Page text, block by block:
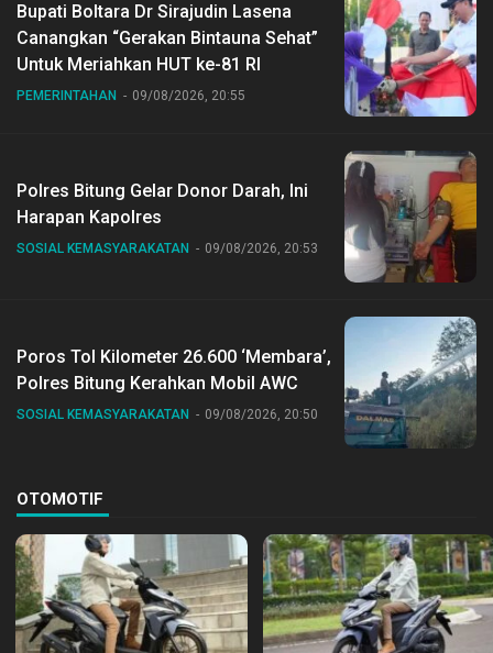
Bupati Boltara Dr Sirajudin Lasena
Canangkan “Gerakan Bintauna Sehat”
Untuk Meriahkan HUT ke-81 RI
PEMERINTAHAN 09/08/2026, 20:55
Polres Bitung Gelar Donor Darah, Ini
Harapan Kapolres
SOSIAL KEMASYARAKATAN 09/08/2026, 20:53
Poros Tol Kilometer 26.600 ‘Membara’,
Polres Bitung Kerahkan Mobil AWC
SOSIAL KEMASYARAKATAN 09/08/2026, 20:50
OTOMOTIF